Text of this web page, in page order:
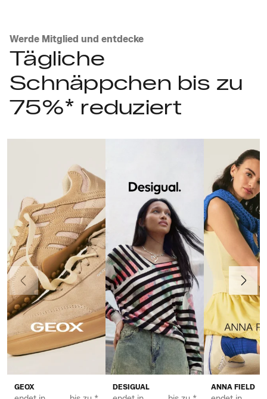
Werde Mitglied und entdecke
Tägliche
Schnäppchen bis zu
75%* reduziert
GEOX DESIGUAL ANNA FIELD
Vorherige Weiter